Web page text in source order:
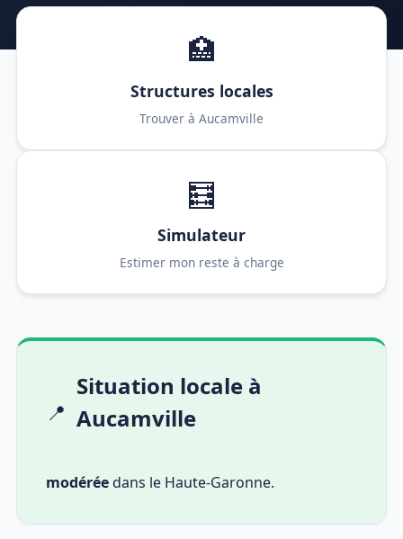
🏥
Structures locales
Trouver à Aucamville
🧮
Simulateur
Estimer mon reste à charge
📍
Situation locale à
Aucamville
modéréedans le Haute-Garonne.